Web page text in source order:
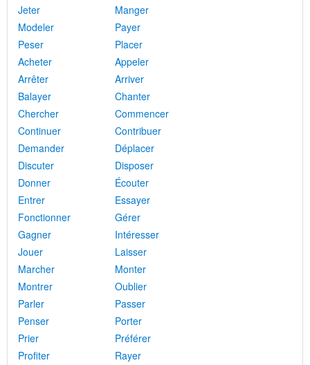
Jeter
Manger
Modeler
Payer
Peser
Placer
Acheter
Appeler
Arrêter
Arriver
Balayer
Chanter
Chercher
Commencer
Continuer
Contribuer
Demander
Déplacer
Discuter
Disposer
Donner
Écouter
Entrer
Essayer
Fonctionner
Gérer
Gagner
Intéresser
Jouer
Laisser
Marcher
Monter
Montrer
Oublier
Parler
Passer
Penser
Porter
Prier
Préférer
Profiter
Rayer